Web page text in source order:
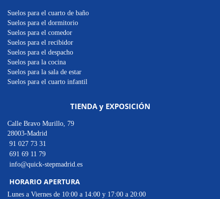
Suelos para el cuarto de baño
Suelos para el dormitorio
Suelos para el comedor
Suelos para el recibidor
Suelos para el despacho
Suelos para la cocina
Suelos para la sala de estar
Suelos para el cuarto infantil
TIENDA y EXPOSICIÓN
Calle Bravo Murillo, 79
28003-Madrid
91 027 73 31
691 69 11 79
info@quick-stepmadrid.es
HORARIO APERTURA
Lunes a Viernes de 10:00 a 14:00 y 17:00 a 20:00